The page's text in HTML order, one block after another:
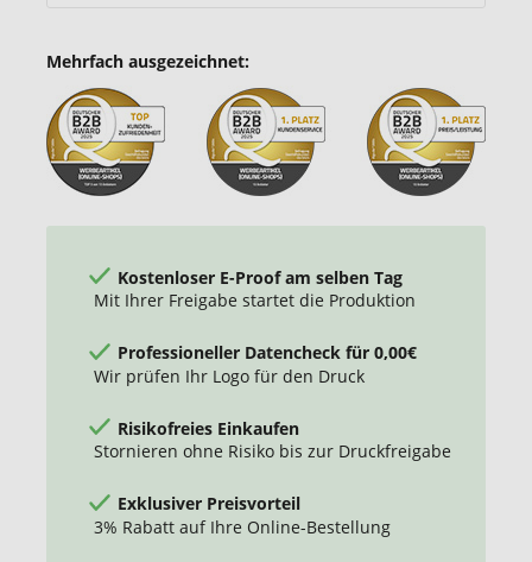
Mehrfach ausgezeichnet:
Kostenloser E-Proof am selben Tag
Mit Ihrer Freigabe startet die Produktion
Professioneller Datencheck für 0,00€
Wir prüfen Ihr Logo für den Druck
Risikofreies Einkaufen
Stornieren ohne Risiko bis zur Druckfreigabe
Exklusiver Preisvorteil
3% Rabatt auf Ihre Online-Bestellung